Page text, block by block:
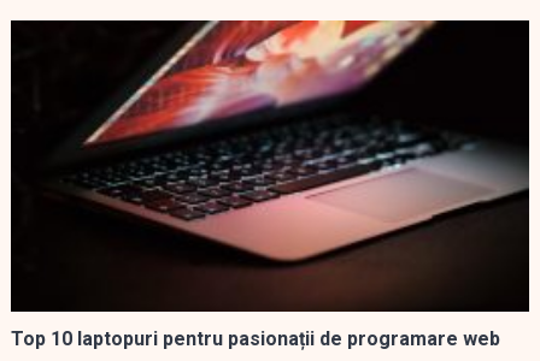
Top 10 laptopuri pentru pasionații de programare web